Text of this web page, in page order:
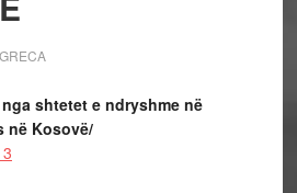
shtetet e ndryshme në
në Kosovë/